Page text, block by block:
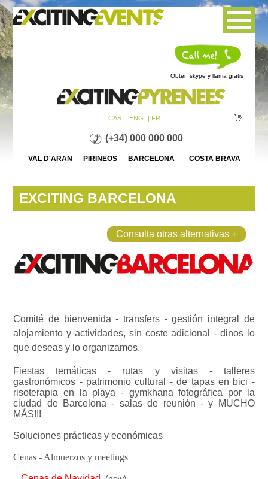
Jump to navigation
Obten skype y llama gratis
CAS | ENG | FR
(+34) 000 000 000
VAL D'ARAN PIRINEOS BARCELONA COSTA BRAVA
EXCITING BARCELONA
Consulta otras alternativas +
Comité de bienvenida - transfers - gestión integral de
alojamiento y actividades, sin coste adicional - dinos lo
que deseas y lo organizamos.
Fiestas temáticas - rutas y visitas - talleres
gastronómicos - patrimonio cultural - de tapas en bici -
risoterapia en la playa - gymkhana fotográfica por la
ciudad de Barcelona - salas de reunión - y MUCHO
MÁS!!!
Soluciones prácticas y económicas
Cenas - Almuerzos y meetings